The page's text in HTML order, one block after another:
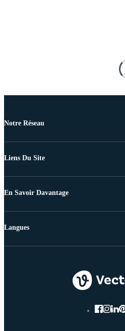
Notre Réseau
Liens Du Site
En Savoir Davantage
Langues